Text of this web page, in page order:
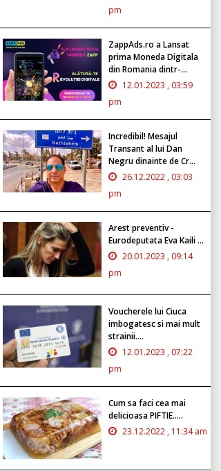
pm
ZappAds.ro a Lansat
prima Moneda Digitala
din Romania dintr-...
12.01.2023 , 03:59
pm
Incredibil! Mesajul
Transant al lui Dan
Negru dinainte de Cr...
26.12.2022 , 03:03
pm
Arest preventiv -
Eurodeputata Eva Kaili ...
20.01.2023 , 09:14
pm
Voucherele lui Ciuca
imbogatesc si mai mult
strainii....
12.01.2023 , 07:22
pm
Cum sa faci cea mai
delicioasa PIFTIE.....
23.12.2022 , 11:34 am